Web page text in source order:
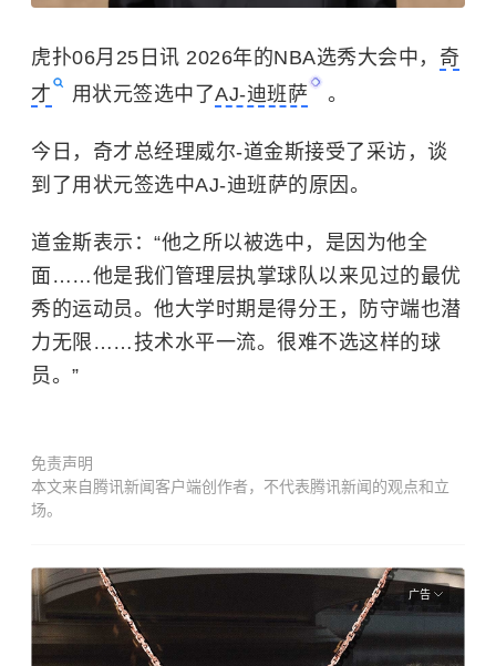
虎扑06月25日讯 2026年的NBA选秀大会中， 奇
才
用状元签选中了AJ-迪班萨 。
今日，奇才总经理威尔-道金斯接受了采访，谈
到了用状元签选中AJ-迪班萨的原因。
道金斯表示：“他之所以被选中，是因为他全
面……他是我们管理层执掌球队以来见过的最优
秀的运动员。他大学时期是得分王，防守端也潜
力无限……技术水平一流。很难不选这样的球
员。”
免责声明
本文来自腾讯新闻客户端创作者，不代表腾讯新闻的观点和立
场。
广告